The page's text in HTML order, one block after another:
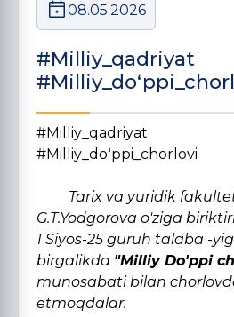
08.05.2026
#Milliy_qadriyat
#Milliy_qadriyat
#Milliy_doʻppi_chorlovi
Tarix va yuridik
G.T.Yodgorova o'ziga
1 Siyos-25 guruh talaba -
birgalikda "Milliy Do'ppi
munosabati bilan
etmoqdalar.